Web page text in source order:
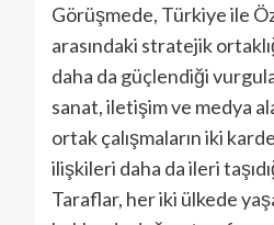
Görüşmede, Türkiye ile
arasındaki stratejik
daha da güçlendiği
sanat, iletişim ve medya
ortak çalışmaların iki
ilişkileri daha da ileri
Taraflar, her iki ülkede